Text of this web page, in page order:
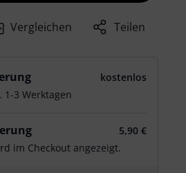
Vergleichen Teilen
kostenlos
1-3 Werktagen
5,90 €
im Checkout angezeigt.